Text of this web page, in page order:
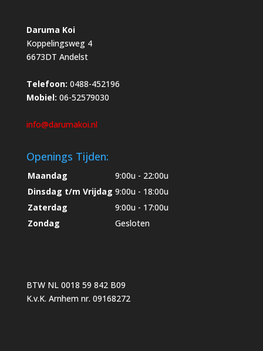
Daruma Koi
Koppelingsweg 4
6673DT Andelst
Telefoon: 0488-452196
Mobiel: 06-52579030
info@darumakoi.nl
Openings Tijden:
Maandag
9:00u - 22:00u
Dinsdag t/m Vrijdag 9:00u - 18:00u
Zaterdag
9:00u - 17:00u
Zondag
Gesloten
BTW NL 0018 59 842 B09
K.v.K. Arnhem nr. 09168272